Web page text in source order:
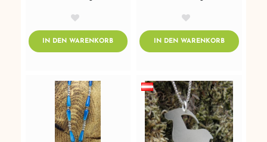
IN DEN WARENKORBADDTOCART IN DEN WARENKORBADDTOCART